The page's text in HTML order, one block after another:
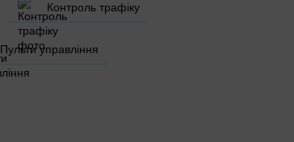
Контроль трафіку
Пульти управління